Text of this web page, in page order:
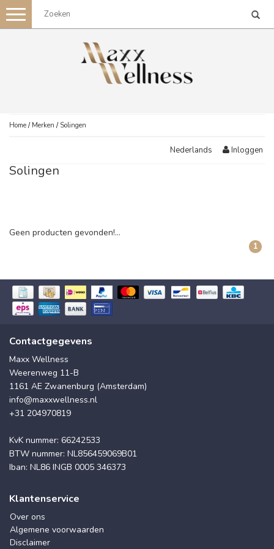
Toggle
navigation
Home / Merken / Solingen
Nederlands Inloggen
Solingen
Geen producten gevonden!...
1
Contactgegevens
Maxx Wellness
Weerenweg 11-B
1161 AE Zwanenburg (Amsterdam)
info@maxxwellness.nl
+31 204970819
KvK nummer: 66242533
BTW nummer: NL856459069B01
Iban: NL86 INGB 0005 346373
Klantenservice
Over ons
Algemene voorwaarden
Disclaimer